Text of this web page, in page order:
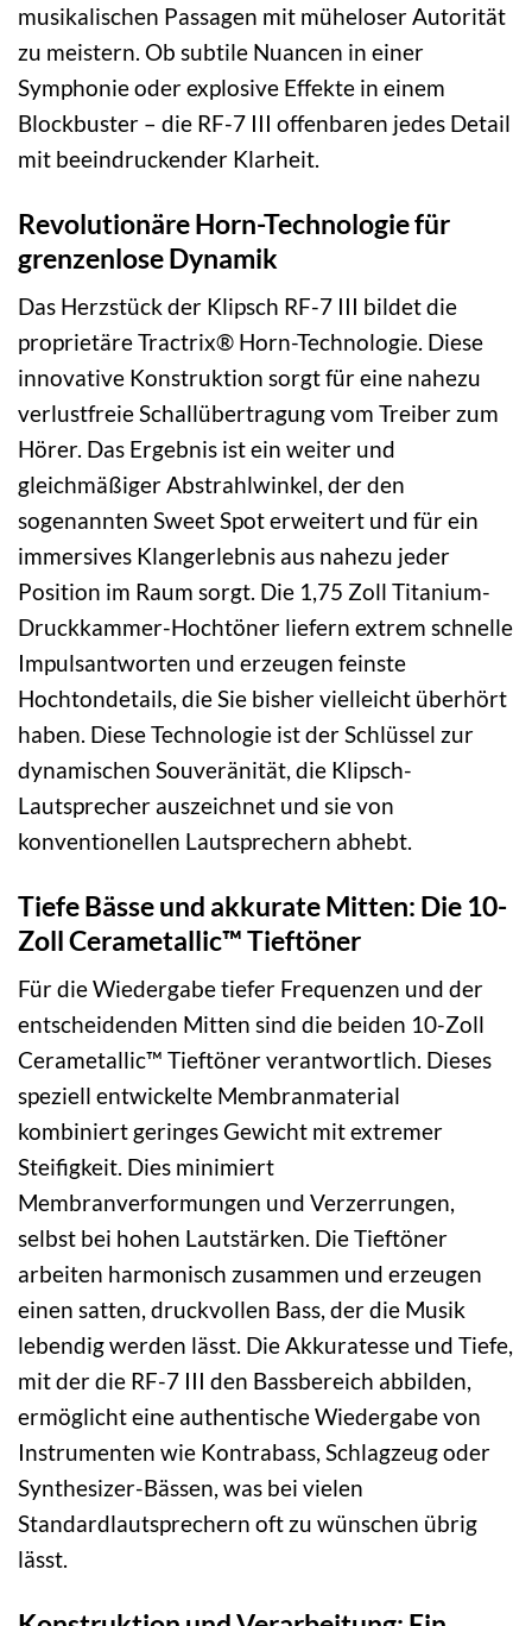
musikalischen Passagen mit müheloser Autorität
zu meistern. Ob subtile Nuancen in einer
Symphonie oder explosive Effekte in einem
Blockbuster – die RF-7 III offenbaren jedes Detail
mit beeindruckender Klarheit.
Revolutionäre Horn-Technologie für
grenzenlose Dynamik
Das Herzstück der Klipsch RF-7 III bildet die
proprietäre Tractrix® Horn-Technologie. Diese
innovative Konstruktion sorgt für eine nahezu
verlustfreie Schallübertragung vom Treiber zum
Hörer. Das Ergebnis ist ein weiter und
gleichmäßiger Abstrahlwinkel, der den
sogenannten Sweet Spot erweitert und für ein
immersives Klangerlebnis aus nahezu jeder
Position im Raum sorgt. Die 1,75 Zoll Titanium-
Druckkammer-Hochtöner liefern extrem schnelle
Impulsantworten und erzeugen feinste
Hochtondetails, die Sie bisher vielleicht überhört
haben. Diese Technologie ist der Schlüssel zur
dynamischen Souveränität, die Klipsch-
Lautsprecher auszeichnet und sie von
konventionellen Lautsprechern abhebt.
Tiefe Bässe und akkurate Mitten: Die 10-
Zoll Cerametallic™ Tieftöner
Für die Wiedergabe tiefer Frequenzen und der
entscheidenden Mitten sind die beiden 10-Zoll
Cerametallic™ Tieftöner verantwortlich. Dieses
speziell entwickelte Membranmaterial
kombiniert geringes Gewicht mit extremer
Steifigkeit. Dies minimiert
Membranverformungen und Verzerrungen,
selbst bei hohen Lautstärken. Die Tieftöner
arbeiten harmonisch zusammen und erzeugen
einen satten, druckvollen Bass, der die Musik
lebendig werden lässt. Die Akkuratesse und Tiefe,
mit der die RF-7 III den Bassbereich abbilden,
ermöglicht eine authentische Wiedergabe von
Instrumenten wie Kontrabass, Schlagzeug oder
Synthesizer-Bässen, was bei vielen
Standardlautsprechern oft zu wünschen übrig
lässt.